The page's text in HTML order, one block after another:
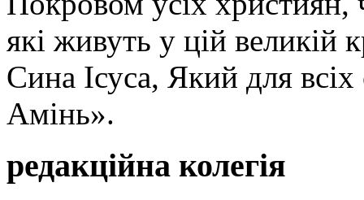
які живуть у цій великій
Сина Ісуса, Який для
Амінь».
редакційна колегія